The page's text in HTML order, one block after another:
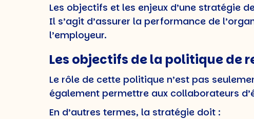
Les objectifs et les enjeux d’une stratégie
Il s’agit d’assurer la performance de
l’employeur.
Les objectifs de la politique de
Le rôle de cette politique n’est pas
également permettre aux collaborateurs
En d’autres termes, la stratégie doit :